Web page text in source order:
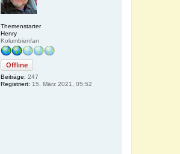
Themenstarter
Henry
Kolumbienfan
Offline
Beiträge: 247
Registriert: 15. März 2021, 05:52